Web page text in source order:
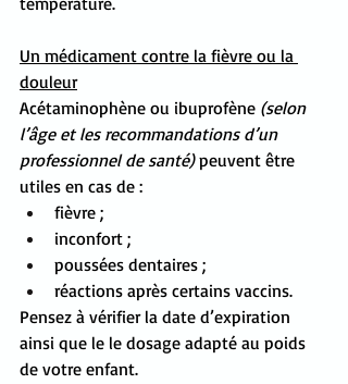
Un médicament contre la fièvre ou la
douleur
Acétaminophène ou ibuprofène (selon
l’âge et les recommandations d’un
professionnel de santé) peuvent être
utiles en cas de :
fièvre ;
inconfort ;
poussées dentaires ;
réactions après certains vaccins.
Pensez à vérifier la date d’expiration
ainsi que le le dosage adapté au poids
de votre enfant.